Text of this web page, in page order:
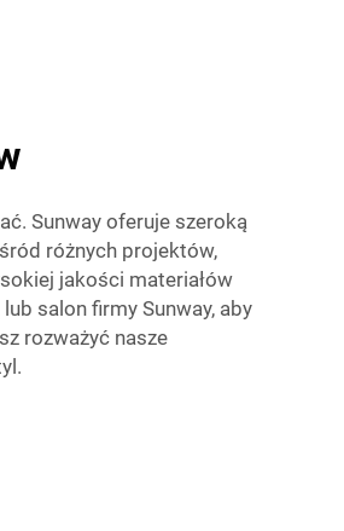
Sunway oferuje szeroką
różnych projektów,
jakości materiałów
salon firmy Sunway, aby
rozważyć nasze